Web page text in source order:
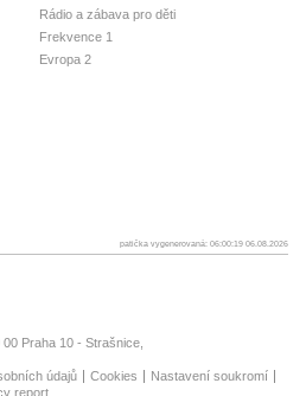
Rádio a zábava pro děti
Frekvence 1
Evropa 2
patička vygenerovaná: 06:00:19 06.08.2026
Praha 10 - Strašnice,
údajů Cookies
Nastavení soukromí
report